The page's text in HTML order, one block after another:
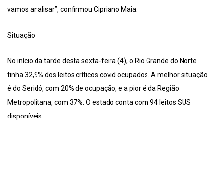
vamos analisar”, confirmou Cipriano Maia.
Situação
No início da tarde desta sexta-feira (4), o Rio Grande do Norte
tinha 32,9% dos leitos críticos covid ocupados. A melhor situação
é do Seridó, com 20% de ocupação, e a pior é da Região
Metropolitana, com 37%. O estado conta com 94 leitos SUS
disponíveis.